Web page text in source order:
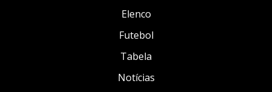
Elenco
Futebol
Tabela
Notícias